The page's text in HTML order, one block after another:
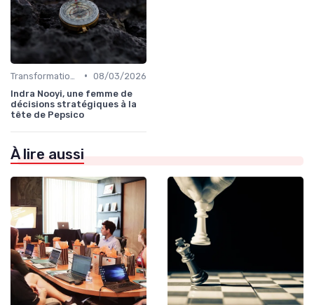
• 08/03/2026
Indra Nooyi, une femme de
décisions stratégiques à la
tête de Pepsico
À lire aussi